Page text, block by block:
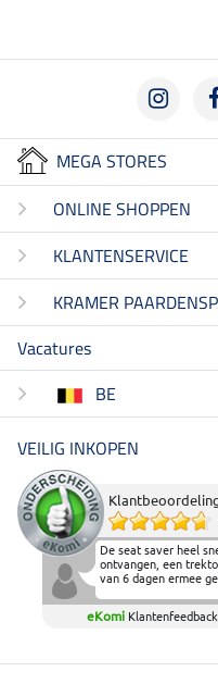
MEGA STORES
ONLINE SHOPPEN
KLANTENSERVICE
KRAMER
Vacatures
BE
VEILIG INKOPEN
De seat saver heel
ontvangen, een
van 6 dagen ermee
en deze heeft de
fantastisch doorstaan.
Heerlijk zacht om op te
elkaar in het zadel.
eKomi Klantenfeedback